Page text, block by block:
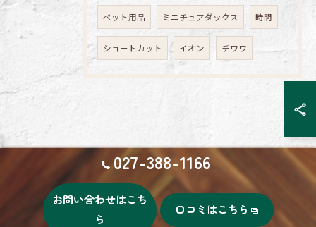
ペット用品 ミニチュアダックス 時間
ショートカット イオン チワワ
027-388-1166
お問い合わせはこち
ら
口コミはこちら